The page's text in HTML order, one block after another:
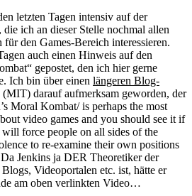
letzten Tagen intensiv auf der
die ich an dieser Stelle nochmal allen
den Games-Bereich interessieren.
auch einen Hinweis auf den
gepostet, den ich hier gerne
Ich bin über einen längeren Blog-
(MIT) darauf aufmerksam geworden, der
Moral Kombat/ is perhaps the most
video games and you should see it if
force people on all sides of the
to re-examine their own positions
Jenkins ja DER Theoretiker der
Videoportalen etc. ist, hätte er
am oben verlinkten Video…